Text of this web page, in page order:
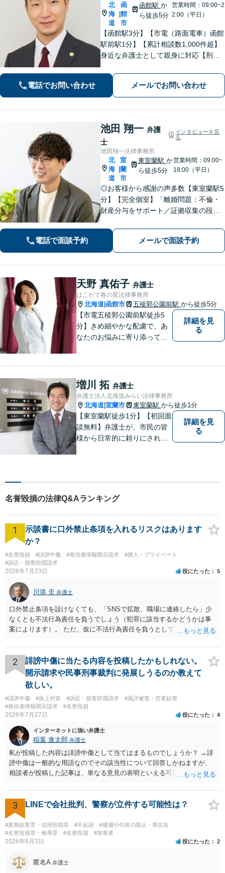
北
海
道
函
館
市
函館駅 か
ら徒歩5分
営業時間：09:00~2
2:00（平日）
【函館駅3分】【市電（路面電車）函館
駅前駅1分】【累計相談数1,000件超】
身近な弁護士として親身に対応【刑事
数！悩まないで気軽にご相談ください
【初回面談無料】【夜間土日対応】
電話でお問い合わせ メールでお問い合わせ
池田 翔一 弁護
士
インタビューを見
る
池田翔一法律事務所
北
海
道
室
蘭
市
東室蘭駅 か
ら徒歩5分
営業時間：09:00~
18:00（平日）
◎お客様から感謝の声多数【東室蘭駅5
分】【完全個室】「離婚問題：不倫・
財産分与をサポート／証拠収集の段階
的なアプローチ」「相続問題：幅広い
相続問題に対応できる豊富な経験」適
切な公正証書遺言を作成【行政書士資
格保有】
電話で面談予約 メールで面談予約
天野 真佑子 弁護士
はこだて春の星法律事務所
北海道 函館市 五稜郭公園前駅 から徒歩5分
【市電五稜郭公園前駅徒歩5
分】きめ細やかな配慮で、あ
なたのお悩みに寄り添って対
お気軽にご相談ください。
詳細を見
る
増川 拓 弁護士
弁護士法人北海道みらい法律事務所
北海道 室蘭市 東室蘭駅 から徒歩1分
【東室蘭駅徒歩1分】【初回面
談無料】弁護士が、市民の皆
様から日常的に頼りにされる
い未来へと導きます。お気軽
にご相談ください。【駐車場
あり】
詳細を見
る
名誉毀損の法律Q&Aランキング
1
示談書に口外禁止条項を入れるリスクはあります
か？
#名誉毀損 #誹謗中傷 #発信者情報開示請求
#個人・プライベート
#訴訟・損害賠償請求
2026年7月23日 役にたった 5
川添 圭 弁護士
口外禁止条項を設けなくても、「SNSで拡散、職場に連絡したら」少
なくとも不法行為責任を負うでしょう（犯罪に該当するかどうかは事
案によります）。 ただ、仮に不法行為責任を負うとしても、違約金を
（日本の裁判所が認定する慰謝料は、到底被害感情を満足させられる
ような金額ではありません）。そのため、口外禁止条項とともに口外
した場合の違約金（100～200万円程度）を定めることには、大きな意
味と抑止力があります。 逆に、口外禁止条項を設けると、正当な理由
がある場合を除いて第三者へ情報開示ができなくなります。そのた
め、口外禁止条項によって自らを縛られてしまうと困るようなケース
（例えば弁護団事件でマスコミ等へ公表する必要があるケース等）で
は、口外禁止の範囲を特定・限定する等の工夫をすることがあります
が、個人間の紛争で、合意後もみだりに紛争情報を口外することそれ
自体が異常事態であって、相手方への抑止効果として口外禁止条項を
設定しておく方が望ましい場合が多いと思われます（上記のとおり、
口外禁止条項は、違反した際の違約金条項とワンセットにすることで
効果を発揮するといえます）。
2
誹謗中傷に当たる内容を投稿したかもしれない。
開示請求や民事刑事裁判に発展しうるのか教えて
欲しい。
#誹謗中傷 #炎上対策 #訴訟・損害賠償請求
#風評被害・営業妨害
#発信者情報開示請求
#名誉毀損
2026年7月27日 役にたった 4
インターネットに強い弁護士
稲葉 進太郎 弁護士
私が投稿した内容は誹謗中傷として当てはまるものでしょうか？ →誹
謗中傷は一般的な用語なのでその該当性について回答しかねますが、
相談者が投稿した記事は、単なる意見の表明といえる可能性が高く、
て、開示請求が認められたり、民事裁判や刑事裁判に発展しうるもの
でしょうか？ →権利侵害や、名誉毀損・侮辱に該当する可能性が低い
ため、民事裁判や刑事裁判に発展することはあまり考えられないよう
に思われます。
3 LINEで会社批判、警察が立件する可能性は？
#業務妨害罪・信用毀損罪 #不起訴
#逮捕や勾留の阻止・準抗告
#名誉毀損罪・侮辱罪
#名誉毀損 #加害者
2026年8月3日 役にたった 2
匿名A 弁護士